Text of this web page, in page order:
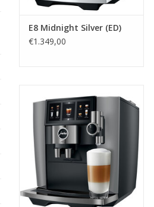
E8 Midnight Silver (ED)
€1.349,00
TOEVOEGEN AAN WINKELWAGEN